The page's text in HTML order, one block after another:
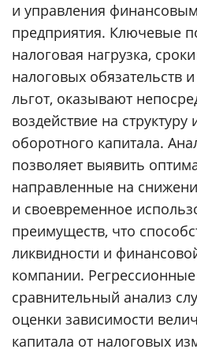
и управления
предприятия. Ключевые
налоговая нагрузка,
налоговых обязательств
льгот, оказывают
воздействие на
оборотного капитала.
позволяет выявить
направленные на
и своевременное
преимуществ, что
ликвидности и
компании.
сравнительный анализ
оценки зависимости
капитала от налоговых